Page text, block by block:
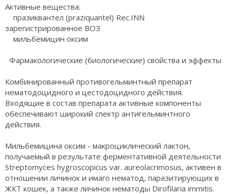
Активные вещества:
празиквантел (praziquantel) Rec.INN
зарегистрированное ВОЗ
мильбемицин оксим
Фармакологические (биологические) свойства и эффекты
Комбинированный противогельминтный препарат
нематодоцидного и цестодоцидного действия.
Входящие в состав препарата активные компоненты
обеспечивают широкий спектр антигельминтного
действия.
Мильбемицина оксим - макроциклический лактон,
получаемый в результате ферментативной деятельности
Streptomyces hygroscopicus var. aureolacrimosus, активен в
отношении личинок и имаго нематод, паразитирующих в
ЖКТ кошек, а также личинок нематоды Dirofilaria immitis.